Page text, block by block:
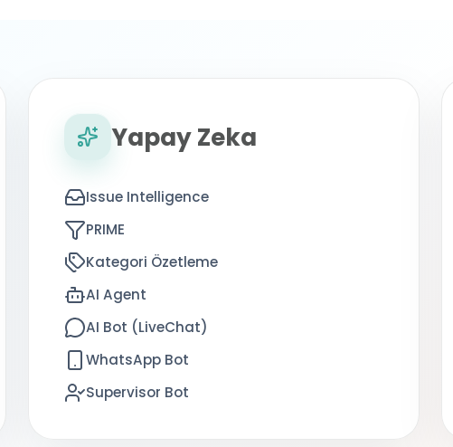
Yapay Zeka
Issue Intelligence
PRIME
Kategori Özetleme
AI Agent
AI Bot (LiveChat)
WhatsApp Bot
Supervisor Bot